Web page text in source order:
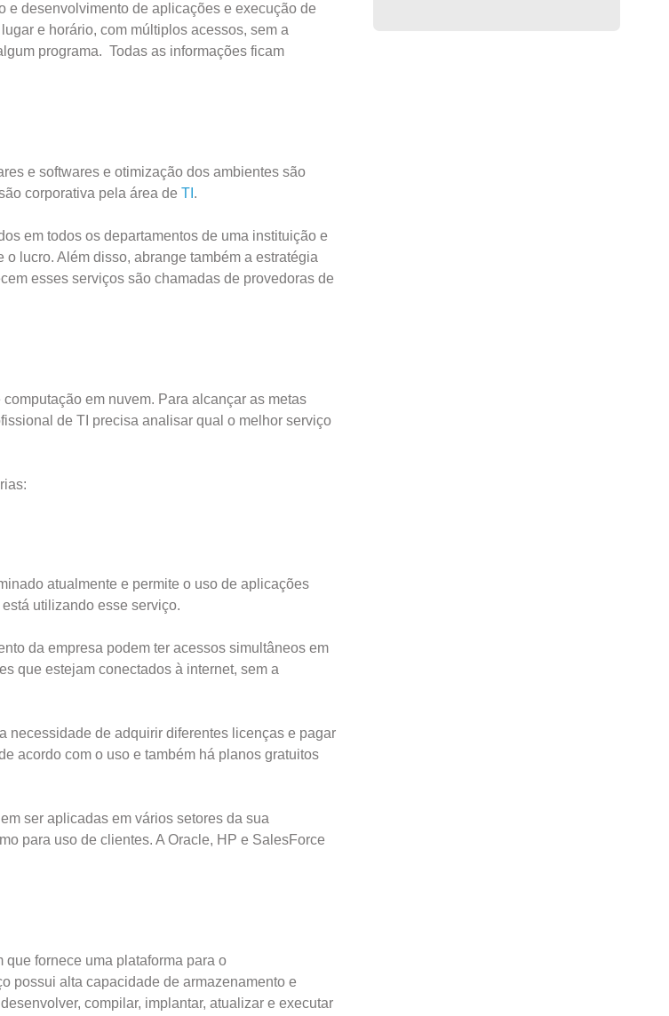
e desenvolvimento de aplicações e execução de
e horário, com múltiplos acessos, sem a
programa. Todas as informações ficam
e softwares e otimização dos ambientes são
corporativa pela área de TI .
em todos os departamentos de uma instituição e
lucro. Além disso, abrange também a estratégia
esses serviços são chamadas de provedoras de
em nuvem. Para alcançar as metas
de TI precisa analisar qual o melhor serviço
atualmente e permite o uso de aplicações
está utilizando esse serviço.
da empresa podem ter acessos simultâneos em
que estejam conectados à internet, sem a
necessidade de adquirir diferentes licenças e pagar
acordo com o uso e também há planos gratuitos
ser aplicadas em vários setores da sua
para uso de clientes. A Oracle, HP e SalesForce
fornece uma plataforma para o
possui alta capacidade de armazenamento e
compilar, implantar, atualizar e executar